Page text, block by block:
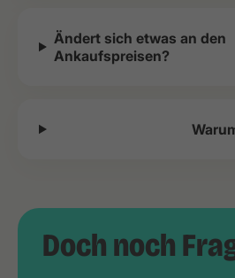
Ändert sich etwas an den
Ankaufspreisen?
Doch noch